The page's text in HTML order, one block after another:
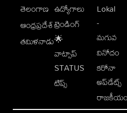
తెలంగాణ
ఆంధ్రప్రదేశ్
తమిళనాడు
ఉద్యోగాలు
ట్రెండింగ్
🌟
వాట్సాప్
STATUS
టిప్స్
Lokal
-
మగువ
వినోదం
కరోనా
అప్‌డేట్స్